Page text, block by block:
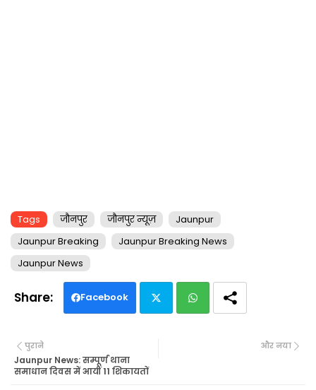
Tags जौनपुर जौनपुर न्यूज़
Jaunpur
Jaunpur Breaking
Jaunpur Breaking News
Jaunpur News
Facebook
और नया
पुराने
Jaunpur News: सम्पूर्ण थाना
समाधान दिवस में आयीं 11 शिकायतों